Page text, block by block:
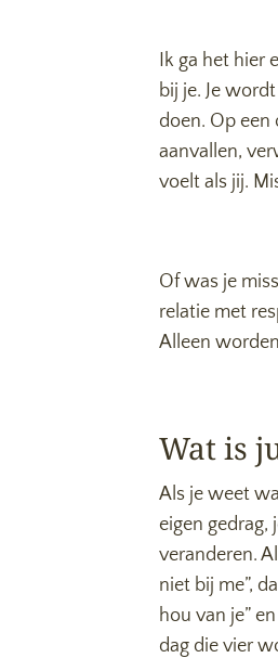
Ik ga het hier
bij je. Je
doen. Op een
aanvallen,
voelt als jij.
Of was je
relatie met
Alleen
Wat is
Als je weet
eigen gedrag,
veranderen.
niet bij me”,
hou van je”
dag die vier